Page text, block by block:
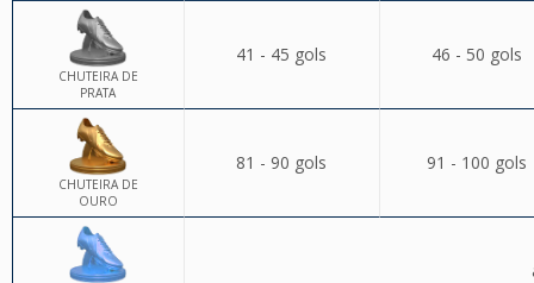
CHUTEIRA DE
PRATA
41 - 45 gols 46 - 50 gols
CHUTEIRA DE
OURO
81 - 90 gols 91 - 100 gols